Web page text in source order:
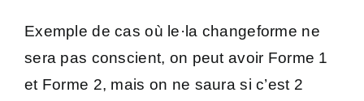
Exemple de cas où le·la changeforme ne
sera pas conscient, on peut avoir Forme 1
et Forme 2, mais on ne saura si c’est 2